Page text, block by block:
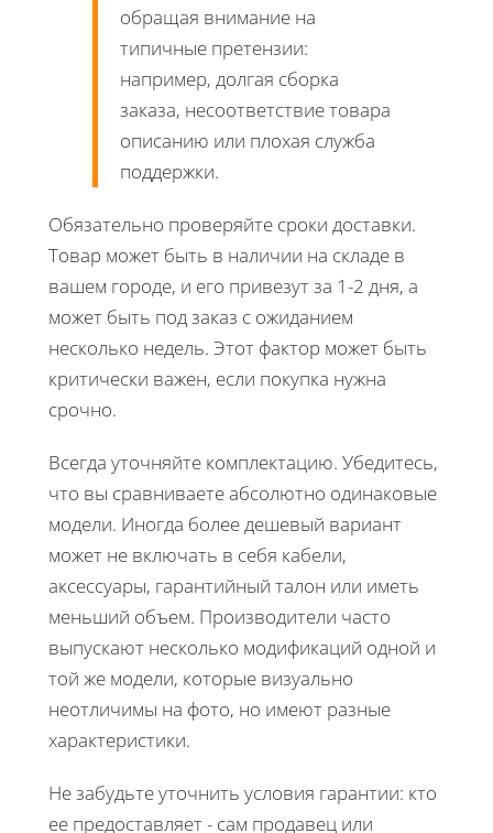
обращая внимание на
типичные претензии:
например, долгая сборка
заказа, несоответствие товара
описанию или плохая служба
поддержки.
Обязательно проверяйте сроки доставки.
Товар может быть в наличии на складе в
вашем городе, и его привезут за 1-2 дня, а
может быть под заказ с ожиданием
несколько недель. Этот фактор может быть
критически важен, если покупка нужна
срочно.
Всегда уточняйте комплектацию. Убедитесь,
что вы сравниваете абсолютно одинаковые
модели. Иногда более дешевый вариант
может не включать в себя кабели,
аксессуары, гарантийный талон или иметь
меньший объем. Производители часто
выпускают несколько модификаций одной и
той же модели, которые визуально
неотличимы на фото, но имеют разные
характеристики.
Не забудьте уточнить условия гарантии: кто
ее предоставляет - сам продавец или